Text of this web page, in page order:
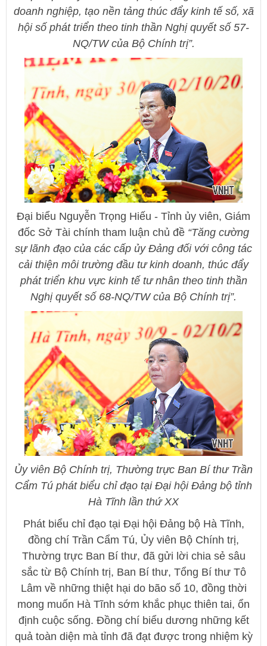
doanh nghiệp, tạo nền tảng thúc đẩy kinh tế số, xã
hội số phát triển theo tinh thần Nghị quyết số 57-
NQ/TW của Bộ Chính trị”.
Đại biểu Nguyễn Trọng Hiếu - Tỉnh ủy viên, Giám
đốc Sở Tài chính tham luận chủ đề “Tăng cường
sự lãnh đạo của các cấp ủy Đảng đối với công tác
cải thiện môi trường đầu tư kinh doanh, thúc đẩy
phát triển khu vực kinh tế tư nhân theo tinh thần
Nghị quyết số 68-NQ/TW của Bộ Chính trị”.
Ủy viên Bộ Chính trị, Thường trực Ban Bí thư Trần
Cẩm Tú phát biểu chỉ đạo tại Đại hội Đảng bộ tỉnh
Hà Tĩnh lần thứ XX
Phát biểu chỉ đạo tại Đại hội Đảng bộ Hà Tĩnh,
đồng chí Trần Cẩm Tú, Ủy viên Bộ Chính trị,
Thường trực Ban Bí thư, đã gửi lời chia sẻ sâu
sắc từ Bộ Chính trị, Ban Bí thư, Tổng Bí thư Tô
Lâm về những thiệt hại do bão số 10, đồng thời
mong muốn Hà Tĩnh sớm khắc phục thiên tai, ổn
định cuộc sống. Đồng chí biểu dương những kết
quả toàn diện mà tỉnh đã đạt được trong nhiệm kỳ